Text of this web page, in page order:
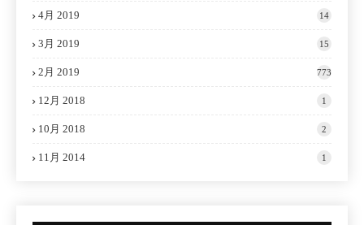
4月 2019 14
3月 2019 15
2月 2019 773
12月 2018 1
10月 2018 2
11月 2014 1